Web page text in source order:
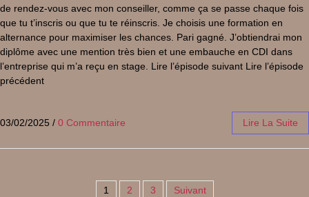
de rendez-vous avec mon conseiller, comme ça se passe chaque fois
que tu t’inscris ou que tu te réinscris. Je choisis une formation en
alternance pour maximiser les chances. Pari gagné. J’obtiendrai mon
diplôme avec une mention très bien et une embauche en CDI dans
l’entreprise qui m’a reçu en stage. Lire l’épisode suivant Lire l’épisode
précédent
03/02/2025 / 0 Commentaire Lire La Suite
1 2 3 Suivant